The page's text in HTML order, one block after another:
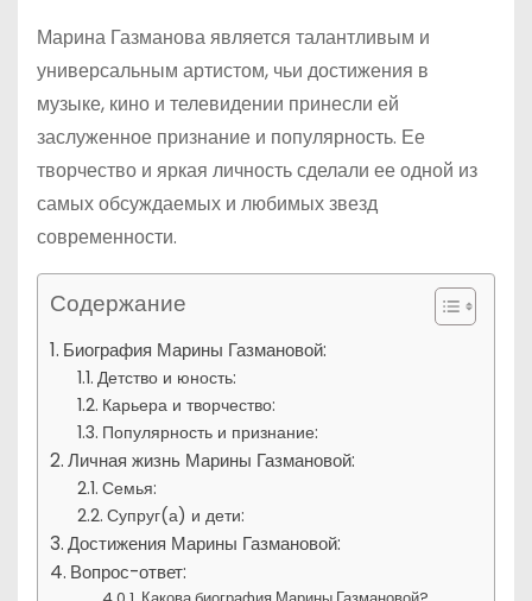
Марина Газманова является талантливым и
универсальным артистом, чьи достижения в
музыке, кино и телевидении принесли ей
заслуженное признание и популярность. Ее
творчество и яркая личность сделали ее одной из
самых обсуждаемых и любимых звезд
современности.
Содержание
Биография Марины Газмановой:
Детство и юность:
Карьера и творчество:
Популярность и признание:
Личная жизнь Марины Газмановой:
Семья:
Супруг(а) и дети:
Достижения Марины Газмановой:
Вопрос-ответ: